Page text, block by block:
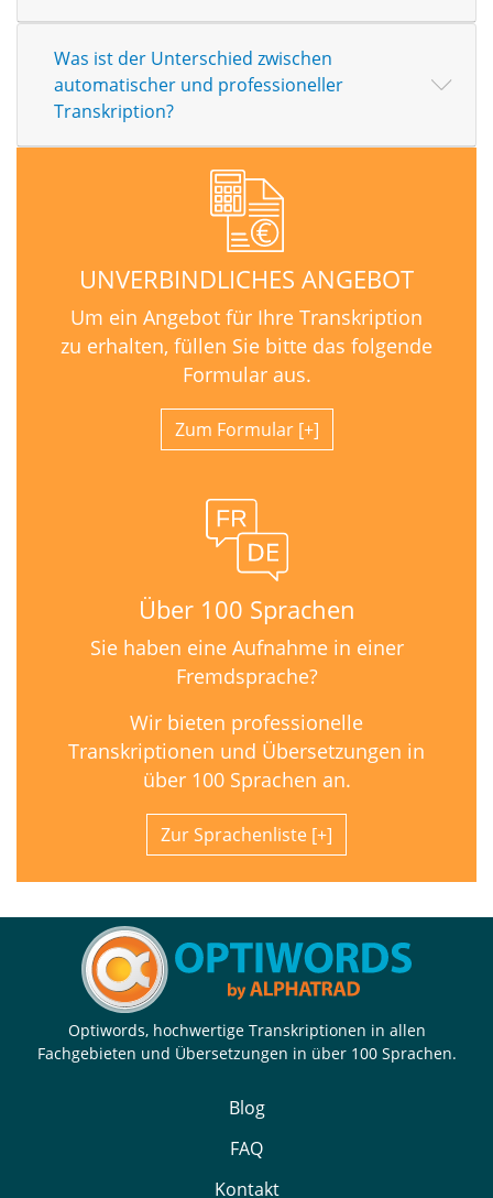
Was ist der Unterschied zwischen
automatischer und professioneller
Transkription?
UNVERBINDLICHES ANGEBOT
Um ein Angebot für Ihre Transkription
zu erhalten, füllen Sie bitte das folgende
Formular aus.
Zum Formular
Über 100 Sprachen
Sie haben eine Aufnahme in einer
Fremdsprache?
Wir bieten professionelle
Transkriptionen und Übersetzungen in
über 100 Sprachen an.
Zur Sprachenliste
Optiwords, hochwertige Transkriptionen in allen
Fachgebieten und Übersetzungen in über 100 Sprachen.
Blog
FAQ
Kontakt